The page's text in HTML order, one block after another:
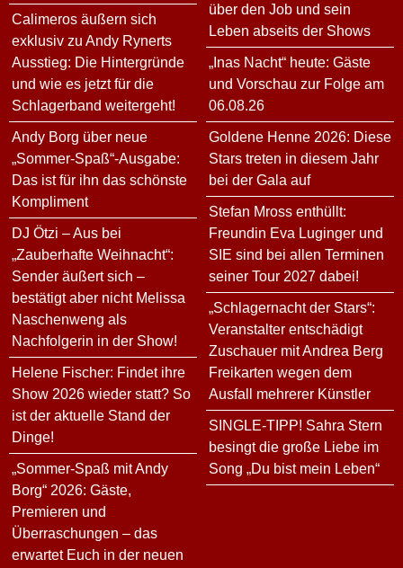
Calimeros äußern sich
exklusiv zu Andy Rynerts
Ausstieg: Die Hintergründe
und wie es jetzt für die
Schlagerband weitergeht!
Andy Borg über neue
„Sommer-Spaß“-Ausgabe:
Das ist für ihn das schönste
Kompliment
DJ Ötzi – Aus bei
„Zauberhafte Weihnacht“:
Sender äußert sich –
bestätigt aber nicht Melissa
Naschenweng als
Nachfolgerin in der Show!
Helene Fischer: Findet ihre
Show 2026 wieder statt? So
ist der aktuelle Stand der
Dinge!
„Sommer-Spaß mit Andy
Borg“ 2026: Gäste,
Premieren und
Überraschungen – das
erwartet Euch in der neuen
über den Job und sein
Leben abseits der Shows
„Inas Nacht“ heute: Gäste
und Vorschau zur Folge am
06.08.26
Goldene Henne 2026: Diese
Stars treten in diesem Jahr
bei der Gala auf
Stefan Mross enthüllt:
Freundin Eva Luginger und
SIE sind bei allen Terminen
seiner Tour 2027 dabei!
„Schlagernacht der Stars“:
Veranstalter entschädigt
Zuschauer mit Andrea Berg
Freikarten wegen dem
Ausfall mehrerer Künstler
SINGLE-TIPP! Sahra Stern
besingt die große Liebe im
Song „Du bist mein Leben“